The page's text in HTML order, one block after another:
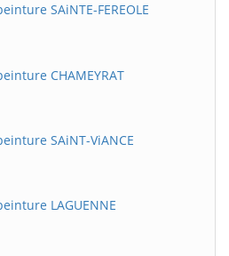
SAiNTE-FEREOLE
CHAMEYRAT
SAiNT-ViANCE
LAGUENNE